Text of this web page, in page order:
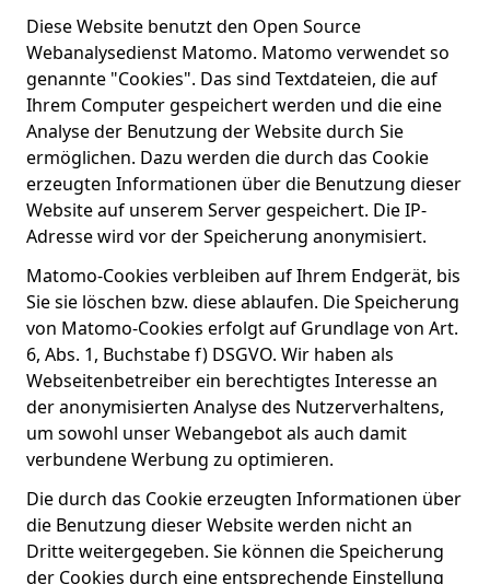
Diese Website benutzt den Open Source
Webanalysedienst Matomo. Matomo verwendet so
genannte "Cookies". Das sind Textdateien, die auf
Ihrem Computer gespeichert werden und die eine
Analyse der Benutzung der Website durch Sie
ermöglichen. Dazu werden die durch das Cookie
erzeugten Informationen über die Benutzung dieser
Website auf unserem Server gespeichert. Die IP-
Adresse wird vor der Speicherung anonymisiert.
Matomo-Cookies verbleiben auf Ihrem Endgerät, bis
Sie sie löschen bzw. diese ablaufen. Die Speicherung
von Matomo-Cookies erfolgt auf Grundlage von Art.
6, Abs. 1, Buchstabe f) DSGVO. Wir haben als
Webseitenbetreiber ein berechtigtes Interesse an
der anonymisierten Analyse des Nutzerverhaltens,
um sowohl unser Webangebot als auch damit
verbundene Werbung zu optimieren.
Die durch das Cookie erzeugten Informationen über
die Benutzung dieser Website werden nicht an
Dritte weitergegeben. Sie können die Speicherung
der Cookies durch eine entsprechende Einstellung